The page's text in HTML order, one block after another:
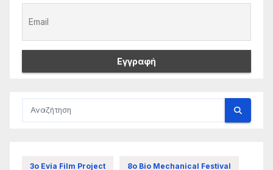
3ο Evia Film Project 8ο Bio Mechanical Festival